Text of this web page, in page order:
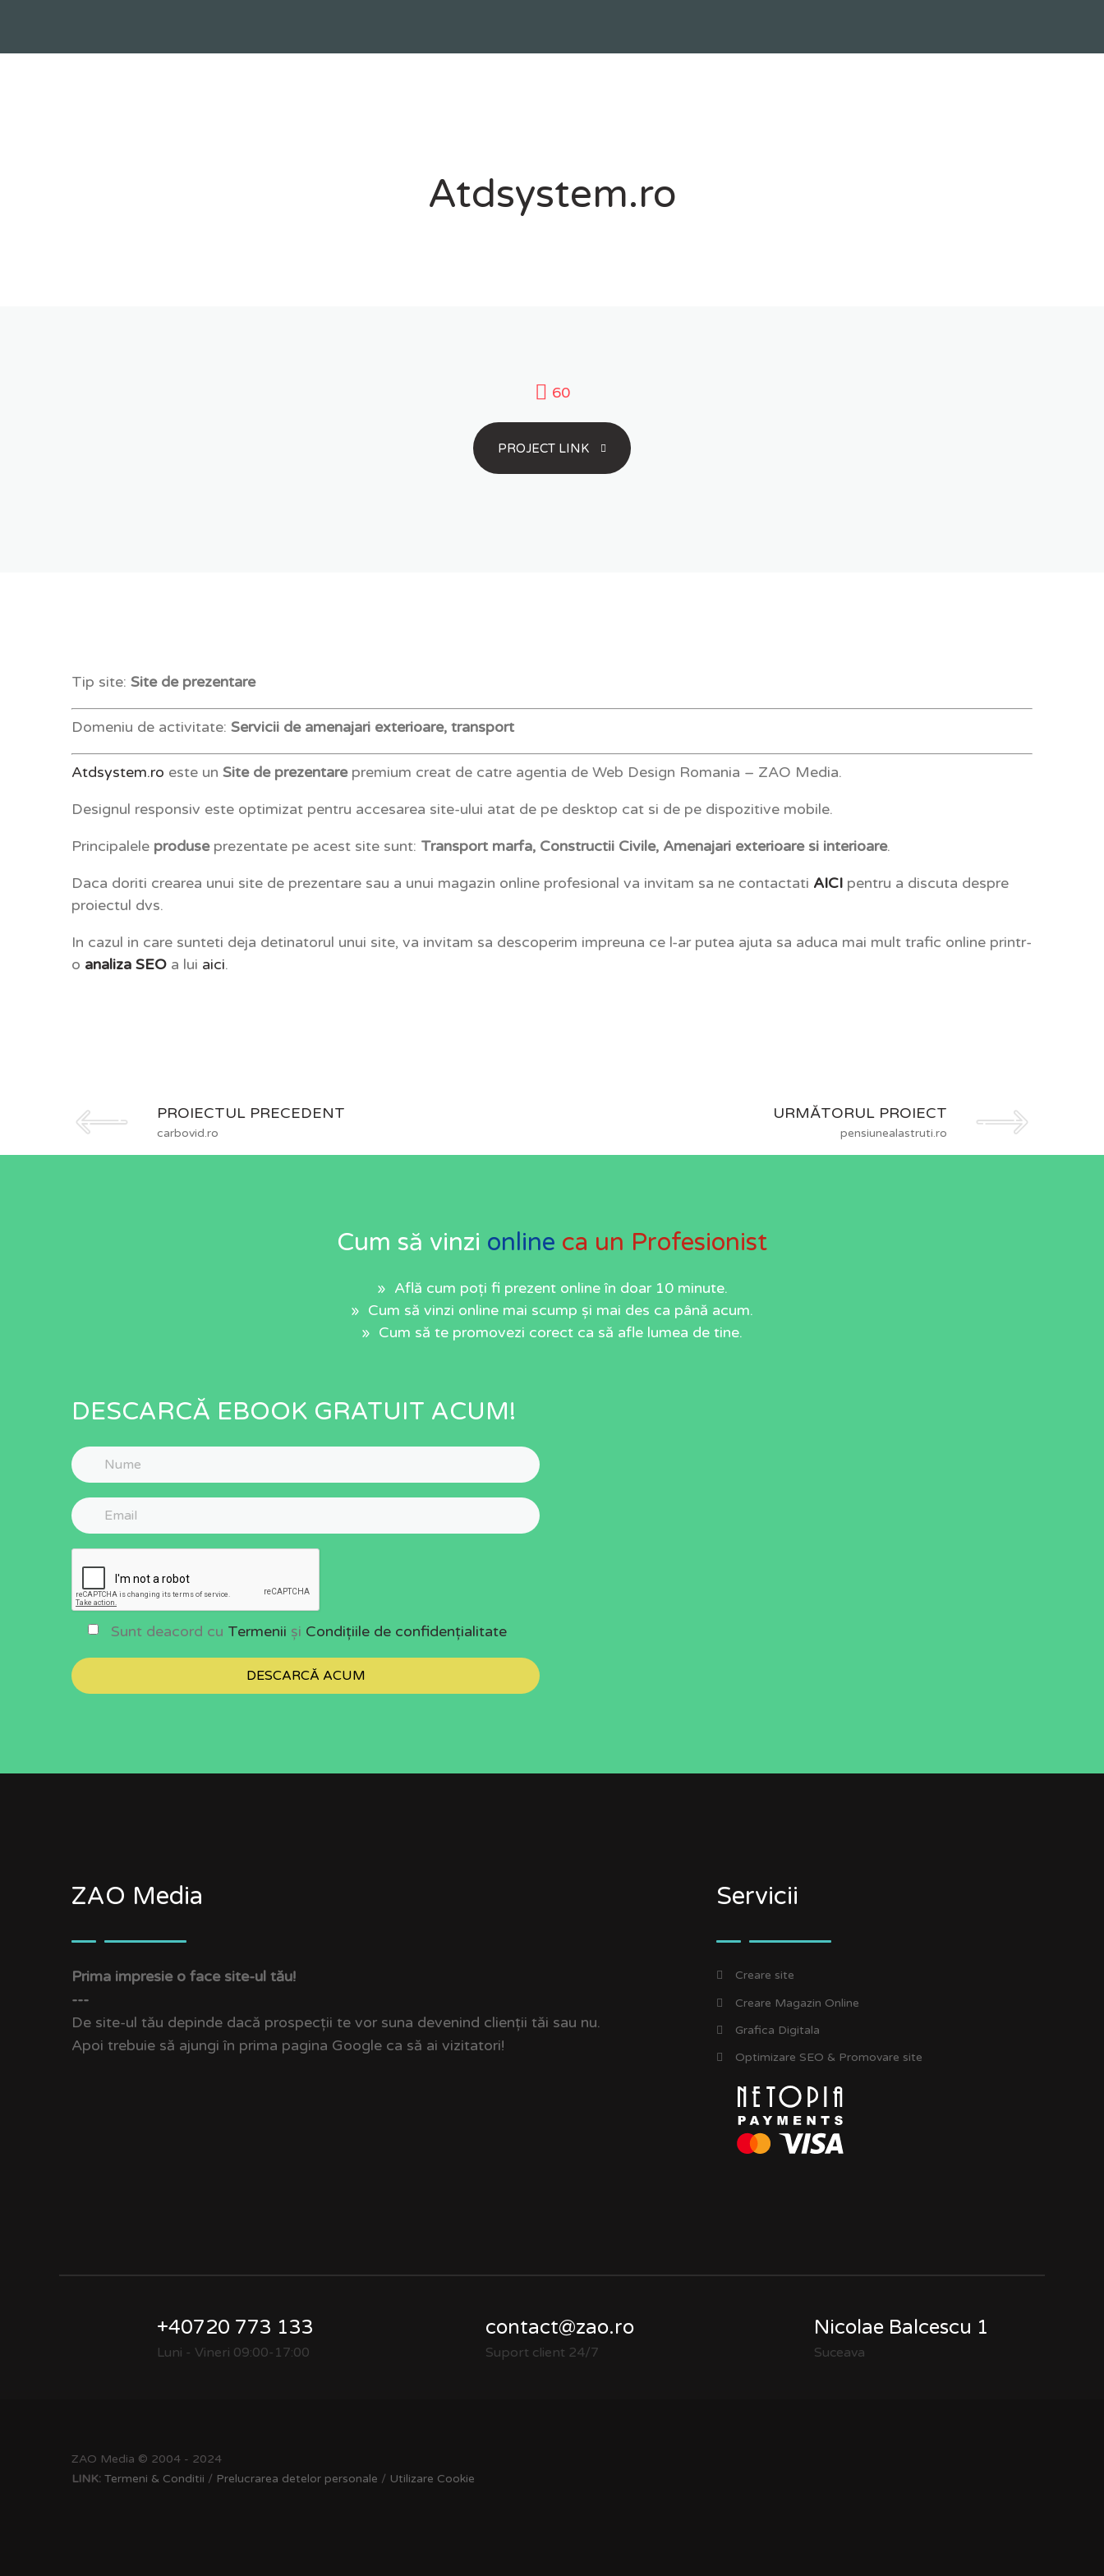
Atdsystem.ro
60
PROJECT LINK
Tip site: Site de prezentare
Domeniu de activitate: Servicii de amenajari exterioare, transport
Atdsystem.ro este un Site de prezentarepremium creat de catre agentia de Web Design Romania – ZAO Media.
Designul responsiv este optimizat pentru accesarea site-ului atat de pe desktop cat si de pe dispozitive mobile.
Principalele produseprezentate pe acest site sunt: Transport marfa, Constructii Civile, Amenajari exterioare si interioare.
Daca doriti crearea unui site de prezentare sau a unui magazin online profesional va invitam sa ne contactati AICI pentru a discuta despre
proiectul dvs.
In cazul in care sunteti deja detinatorul unui site, va invitam sa descoperim impreuna ce l-ar putea ajuta sa aduca mai mult trafic online printr-
o analiza SEO a lui aici.
PROIECTUL PRECEDENT
carbovid.ro
URMĂTORUL PROIECT
pensiunealastruti.ro
Cum să vinzi online ca un Profesionist
» Află cum poți fi prezent online în doar 10 minute.
» Cum să vinzi online mai scump și mai des ca până acum.
» Cum să te promovezi corect ca să afle lumea de tine.
DESCARCĂ EBOOK GRATUIT ACUM!
Sunt deacord cu Termenii și Condițiile de confidențialitate
ZAO Media
Prima impresie o face site-ul tău!
---
De site-ul tău depinde dacă prospecții te vor suna devenind clienții tăi sau nu.
Apoi trebuie să ajungi în prima pagina Google ca să ai vizitatori!
Servicii
Creare site
Creare Magazin Online
Grafica Digitala
Optimizare SEO & Promovare site
+40720 773 133
Luni - Vineri 09:00-17:00
contact@zao.ro
Suport client 24/7
Nicolae Balcescu 1
Suceava
ZAO Media © 2004 - 2024
LINK: Termeni & Conditii / Prelucrarea detelor personale / Utilizare Cookie